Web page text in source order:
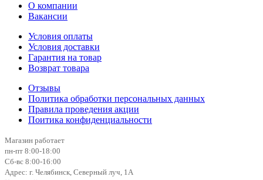
О компании
Вакансии
Условия оплаты
Условия доставки
Гарантия на товар
Возврат товара
Отзывы
Политика обработки персональных данных
Правила проведения акции
Поитика конфиденциальности
Магазин работает
пн-пт 8:00-18:00
Сб-вс 8:00-16:00
Адрес: г. Челябинск, Северный луч, 1А